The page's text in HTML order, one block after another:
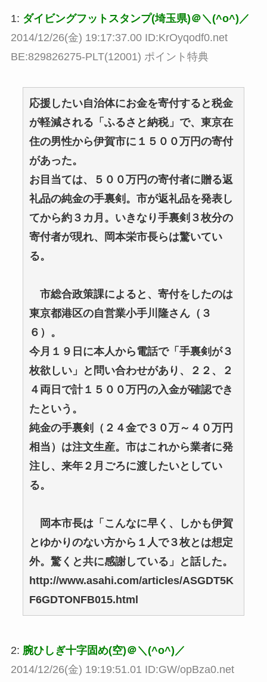
1: ダイビングフットスタンプ(埼玉県)＠＼(^o^)／
2014/12/26(金) 19:17:37.00 ID:KrOyqodf0.net
BE:829826275-PLT(12001) ポイント特典
応援したい自治体にお金を寄付すると税金
が軽減される「ふるさと納税」で、東京在
住の男性から伊賀市に１５００万円の寄付
があった。
お目当ては、５００万円の寄付者に贈る返
礼品の純金の手裏剣。市が返礼品を発表し
てから約３カ月。いきなり手裏剣３枚分の
寄付者が現れ、岡本栄市長らは驚いてい
る。
市総合政策課によると、寄付をしたのは
東京都港区の自営業小手川隆さん（３
６）。
今月１９日に本人から電話で「手裏剣が３
枚欲しい」と問い合わせがあり、２２、２
４両日で計１５００万円の入金が確認でき
たという。
純金の手裏剣（２４金で３０万～４０万円
相当）は注文生産。市はこれから業者に発
注し、来年２月ごろに渡したいとしてい
る。
岡本市長は「こんなに早く、しかも伊賀
とゆかりのない方から１人で３枚とは想定
外。驚くと共に感謝している」と話した。
http://www.asahi.com/articles/ASGDT5K
F6GDTONFB015.html
2: 腕ひしぎ十字固め(空)＠＼(^o^)／
2014/12/26(金) 19:19:51.01 ID:GW/opBza0.net